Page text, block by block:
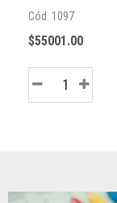
Cód. 1097
$55001.00